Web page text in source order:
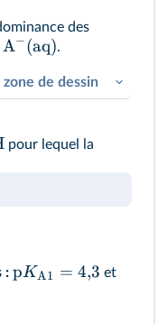
des
A−(aq).
de dessin
pour lequel la
: pKA1 = 4,3 et